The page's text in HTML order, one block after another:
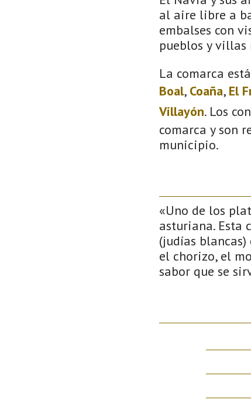
al aire libre a
embalses con
pueblos y villas
La comarca
Boal, Coaña, El
Villayón. Los
comarca y son
municipio.
«Uno de los
asturiana. Esta
(judías
el chorizo, el
sabor que se